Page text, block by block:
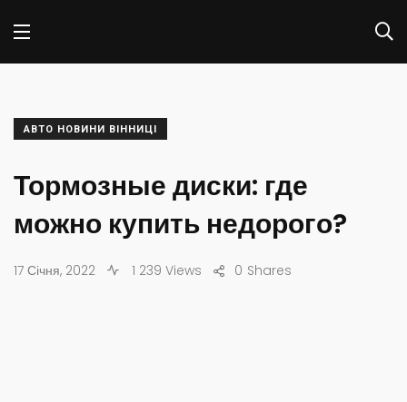
АВТО НОВИНИ ВІННИЦІ
Тормозные диски: где
можно купить недорого?
17 Січня, 2022 1 239 Views Shares
0